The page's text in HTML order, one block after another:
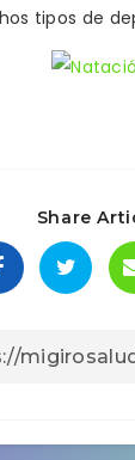
tipos de
Share